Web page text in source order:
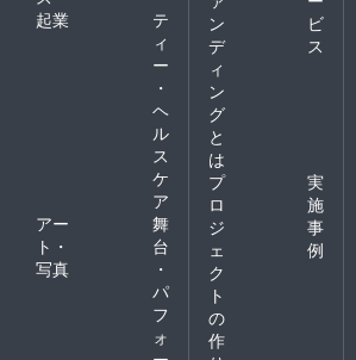
起業
テ
ィ
ー
・
ヘ
ル
ス
ケ
ア
アー
ト・
写真
舞
台
・
パ
フ
ォ
ン
デ
ィ
ン
グ
と
は
ビ
ス
プ
ロ
ジ
ェ
ク
ト
の
作
実
施
事
例